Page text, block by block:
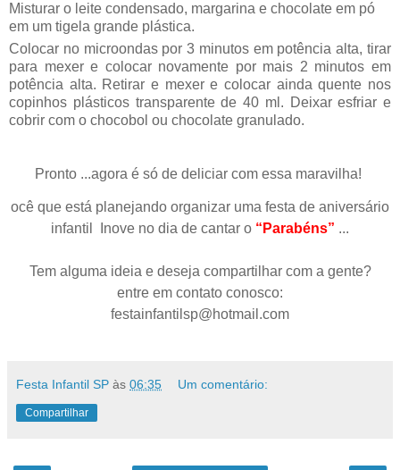
Misturar o leite condensado, margarina e chocolate em pó
em um tigela grande plástica.
Colocar no microondas por 3 minutos em potência alta, tirar
para mexer e colocar novamente por mais 2 minutos em
potência alta. Retirar e mexer e colocar ainda quente nos
copinhos plásticos transparente de 40 ml. Deixar esfriar e
cobrir com o chocobol ou chocolate granulado.
Pronto ...agora é só de deliciar com essa maravilha!
ocê que está planejando organizar uma festa de aniversário
infantil
Inove no dia de cantar o “Parabéns” ...
Tem alguma ideia e deseja compartilhar com a gente?
entre em contato conosco:
festainfantilsp@hotmail.com
Festa Infantil SP às 06:35 Um comentário:
Compartilhar